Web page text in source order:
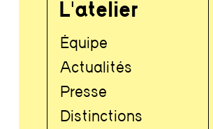
L'atelier
Équipe
Actualités
Presse
Distinctions